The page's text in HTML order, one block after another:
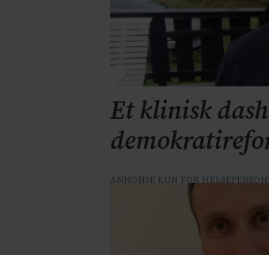
Et klinisk
ANNONSE KUN FOR